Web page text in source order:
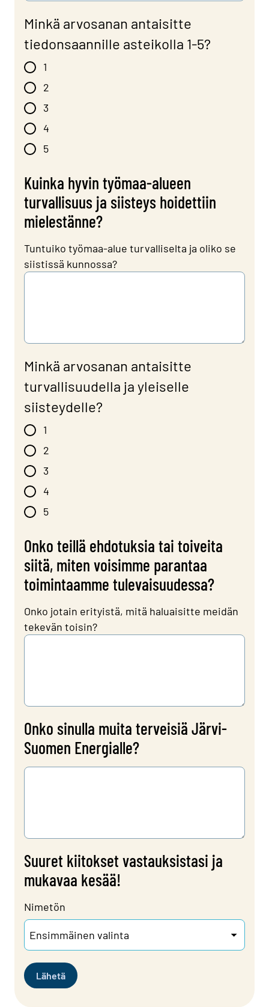
Minkä arvosanan antaisitte
tiedonsaannille asteikolla 1-5?
1
2
3
4
5
Kuinka hyvin työmaa-alueen
turvallisuus ja siisteys hoidettiin
mielestänne?
Tuntuiko työmaa-alue turvalliselta ja oliko se
siistissä kunnossa?
Minkä arvosanan antaisitte
turvallisuudella ja yleiselle
siisteydelle?
1
2
3
4
5
Onko teillä ehdotuksia tai toiveita
siitä, miten voisimme parantaa
toimintaamme tulevaisuudessa?
Onko jotain erityistä, mitä haluaisitte meidän
tekevän toisin?
Onko sinulla muita terveisiä Järvi-
Suomen Energialle?
Suuret kiitokset vastauksistasi ja
mukavaa kesää!
Nimetön